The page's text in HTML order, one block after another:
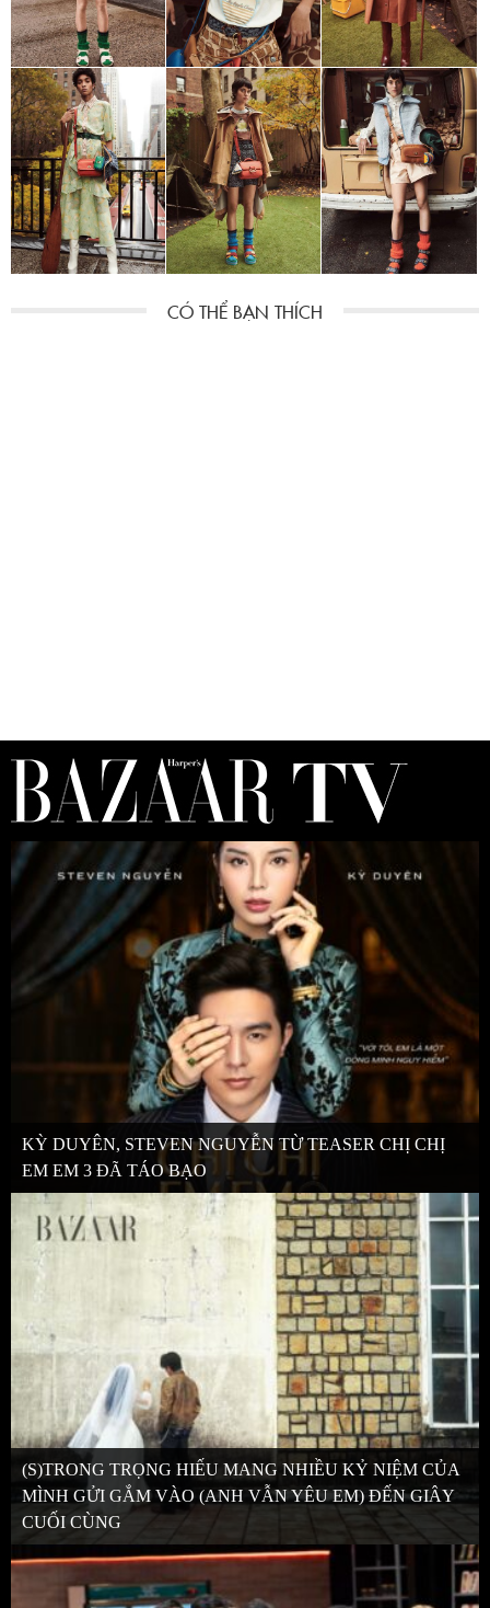
KỲ DUYÊN, STEVEN NGUYỄN TỪ TEASER CHỊ CHỊ
EM EM 3 ĐÃ TÁO BẠO
(S)TRONG TRỌNG HIẾU MANG NHIỀU KỶ NIỆM CỦA
MÌNH GỬI GẮM VÀO (ANH VẪN YÊU EM) ĐẾN GIÂY
CUỐI CÙNG